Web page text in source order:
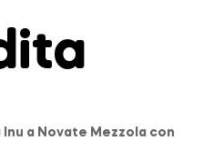
a Novate Mezzola con